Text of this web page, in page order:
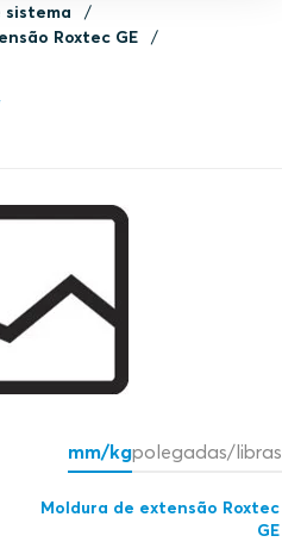
sistema
Roxtec GE
mm/kgpolegadas/libras
Moldura de extensão Roxtec
GE